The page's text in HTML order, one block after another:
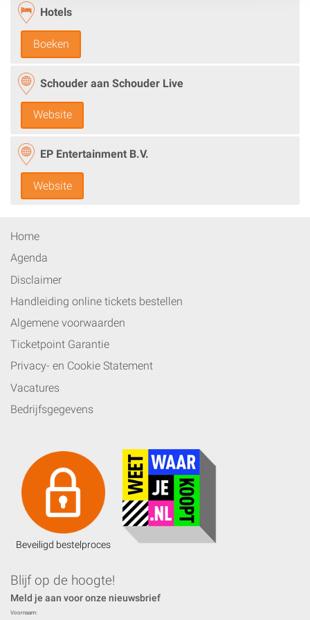
Hotels
Boeken
Schouder aan Schouder Live
Website
EP Entertainment B.V.
Website
Home
Agenda
Disclaimer
Handleiding online tickets bestellen
Algemene voorwaarden
Ticketpoint Garantie
Privacy- en Cookie Statement
Vacatures
Bedrijfsgegevens
Beveiligd bestelproces
Blijf op de hoogte!
Meld je aan voor onze nieuwsbrief
Voornaam: